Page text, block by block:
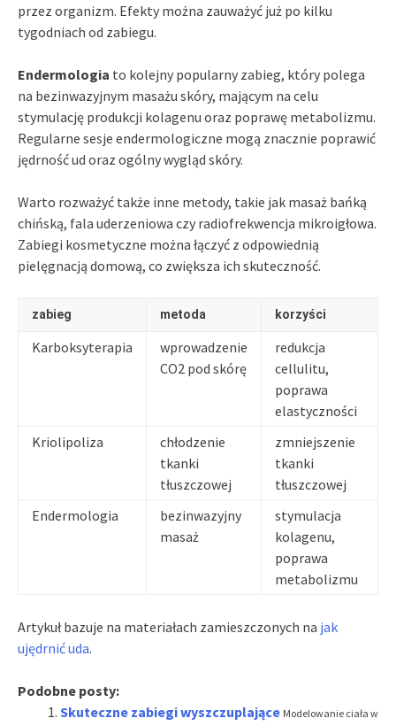
przez organizm. Efekty można zauważyć już po kilku
tygodniach od zabiegu.
Endermologia to kolejny popularny zabieg, który polega
na bezinwazyjnym masażu skóry, mającym na celu
stymulację produkcji kolagenu oraz poprawę metabolizmu.
Regularne sesje endermologiczne mogą znacznie poprawić
jędrność ud oraz ogólny wygląd skóry.
Warto rozważyć także inne metody, takie jak masaż bańką
chińską, fala uderzeniowa czy radiofrekwencja mikroigłowa.
Zabiegi kosmetyczne można łączyć z odpowiednią
pielęgnacją domową, co zwiększa ich skuteczność.
zabieg metoda korzyści
Karboksyterapia
wprowadzenie
CO2 pod skórę
redukcja
cellulitu,
poprawa
elastyczności
Kriolipoliza
chłodzenie
tkanki
tłuszczowej
zmniejszenie
tkanki
tłuszczowej
Endermologia
bezinwazyjny
masaż
stymulacja
kolagenu,
poprawa
metabolizmu
Artykuł bazuje na materiałach zamieszczonych na jak
ujędrnić uda.
Podobne posty:
Skuteczne zabiegi wyszczuplające Modelowanie ciała w